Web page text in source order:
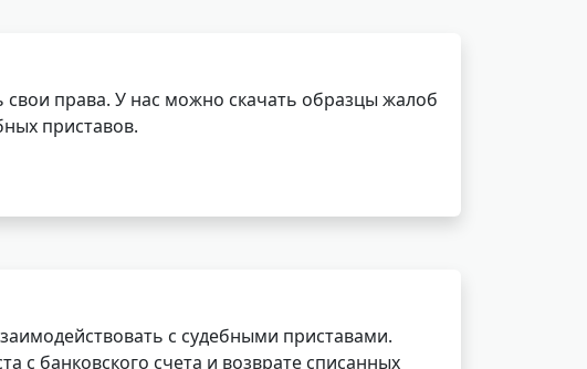
права. У нас можно скачать образцы жалоб
приставов.
с судебными приставами.
с банковского счета и возврате списанных